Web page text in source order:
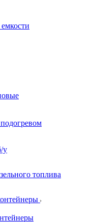
у
топлива